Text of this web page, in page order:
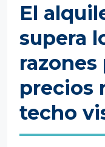
El
supera
razones
precios
techo